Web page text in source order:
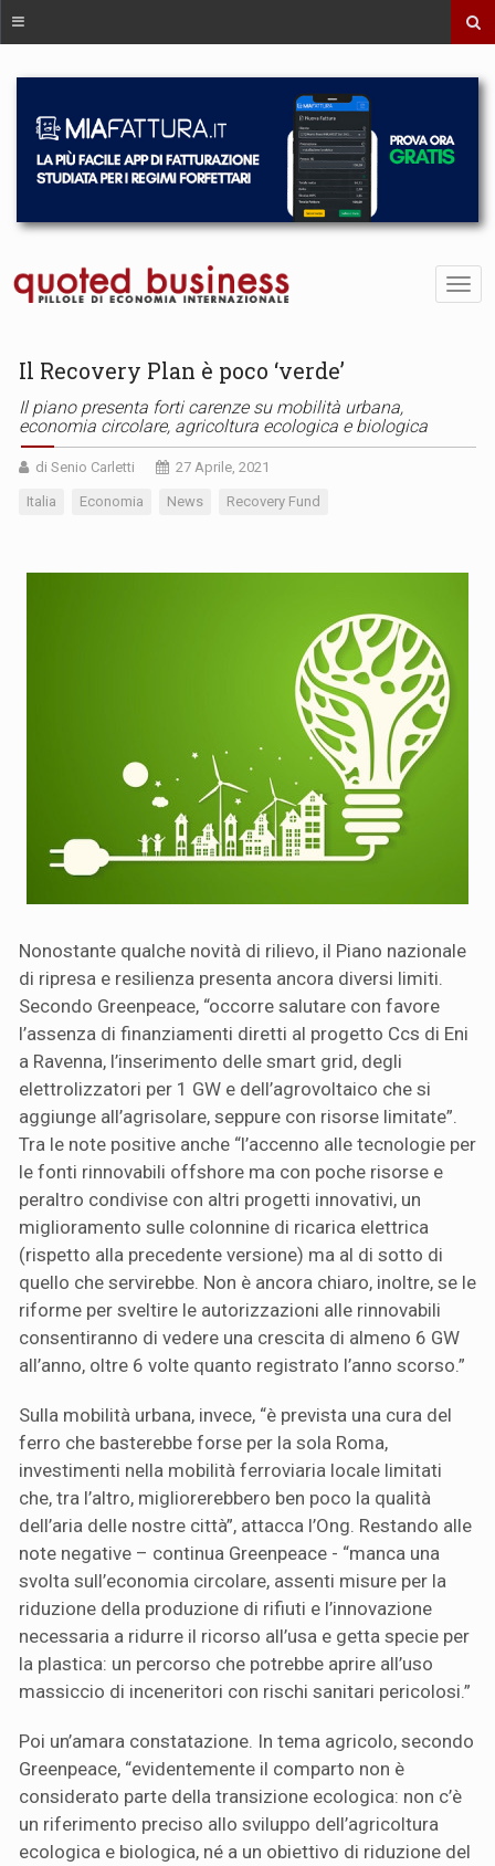
Il Recovery Plan è poco ‘verde’
Il piano presenta forti carenze su mobilità urbana,
economia circolare, agricoltura ecologica e biologica
di Senio Carletti 27 Aprile, 2021
Italia Economia News Recovery Fund
Nonostante qualche novità di rilievo, il Piano nazionale
di ripresa e resilienza presenta ancora diversi limiti.
Secondo Greenpeace, “occorre salutare con favore
l’assenza di finanziamenti diretti al progetto Ccs di Eni
a Ravenna, l’inserimento delle smart grid, degli
elettrolizzatori per 1 GW e dell’agrovoltaico che si
aggiunge all’agrisolare, seppure con risorse limitate”.
Tra le note positive anche “l’accenno alle tecnologie per
le fonti rinnovabili offshore ma con poche risorse e
peraltro condivise con altri progetti innovativi, un
miglioramento sulle colonnine di ricarica elettrica
(rispetto alla precedente versione) ma al di sotto di
quello che servirebbe. Non è ancora chiaro, inoltre, se le
riforme per sveltire le autorizzazioni alle rinnovabili
consentiranno di vedere una crescita di almeno 6 GW
all’anno, oltre 6 volte quanto registrato l’anno scorso.”
Sulla mobilità urbana, invece, “è prevista una cura del
ferro che basterebbe forse per la sola Roma,
investimenti nella mobilità ferroviaria locale limitati
che, tra l’altro, migliorerebbero ben poco la qualità
dell’aria delle nostre città”, attacca l’Ong. Restando alle
note negative – continua Greenpeace - “manca una
svolta sull’economia circolare, assenti misure per la
riduzione della produzione di rifiuti e l’innovazione
necessaria a ridurre il ricorso all’usa e getta specie per
la plastica: un percorso che potrebbe aprire all’uso
massiccio di inceneritori con rischi sanitari pericolosi.”
Poi un’amara constatazione. In tema agricolo, secondo
Greenpeace, “evidentemente il comparto non è
considerato parte della transizione ecologica: non c’è
un riferimento preciso allo sviluppo dell’agricoltura
ecologica e biologica, né a un obiettivo di riduzione del